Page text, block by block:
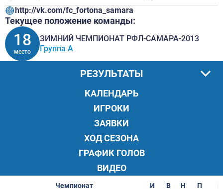
http://vk.com/fc_fortona_samara
Текущее положение команды:
18
место
ЗИМНИЙ ЧЕМПИОНАТ РФЛ-САМАРА-2013
Группа A
РЕЗУЛЬТАТЫ
КАЛЕНДАРЬ
ИГРОКИ
ЗАЯВКИ
ХОД СЕЗОНА
ГРАФИК ГОЛОВ
ВИДЕО
Чемпионат И В Н П